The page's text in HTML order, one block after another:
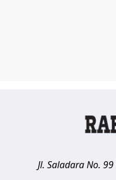
Jl. Saladara No. 99